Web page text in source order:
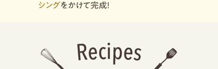
シングをかけて完成！